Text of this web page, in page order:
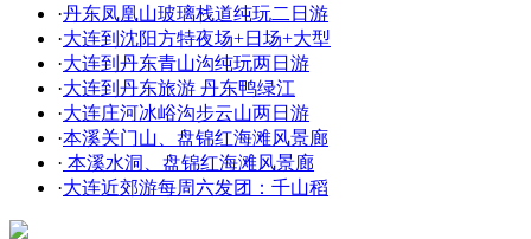
·丹东凤凰山玻璃栈道纯玩二日游
·大连到沈阳方特夜场+日场+大型
·大连到丹东青山沟纯玩两日游
·大连到丹东旅游 丹东鸭绿江
·大连庄河冰峪沟步云山两日游
·本溪关门山、盘锦红海滩风景廊
· 本溪水洞、盘锦红海滩风景廊
·大连近郊游每周六发团：千山稻